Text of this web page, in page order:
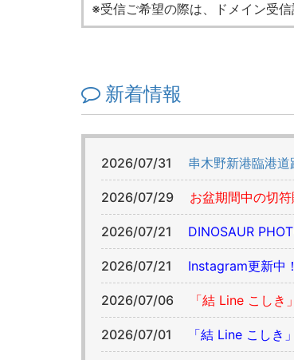
※受信ご希望の際は、ドメイン受信
新着情報
2026/07/31 串木野新港臨港
2026/07/29 お盆期間中の切
2026/07/21 DINOSAUR
2026/07/21 Instagram更新中！
2026/07/06 「結 Line こし
2026/07/01 「結 Line こしき